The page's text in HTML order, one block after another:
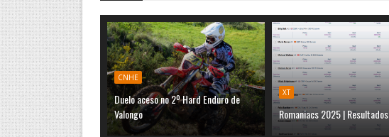
CNHE
Duelo aceso no 2º Hard Enduro de
Valongo
XT
Romaniacs 2025 | Resultados